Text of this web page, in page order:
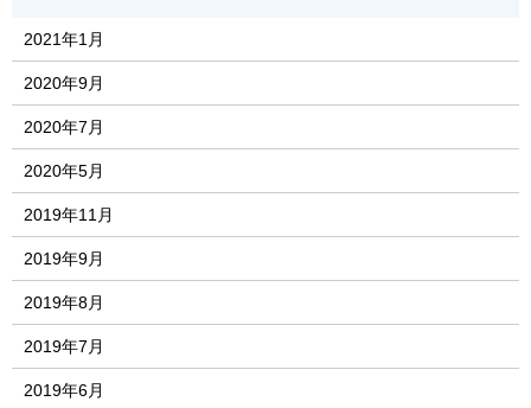
2021年1月
2020年9月
2020年7月
2020年5月
2019年11月
2019年9月
2019年8月
2019年7月
2019年6月